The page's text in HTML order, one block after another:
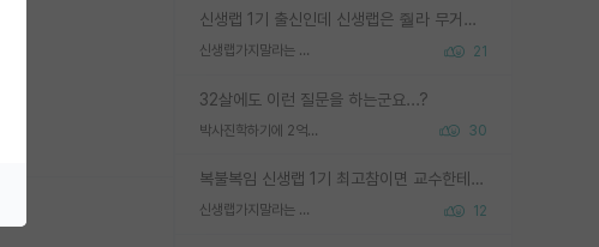
신생랩 1기 출신인데 신생랩은 줠라 무거운 바벨 같은거임. 들면 대박인데 못들면 깔려 죽음. 아무도 알려주지 않는 환경에서 자생해야하지만, 일단 살아남았다면 그 어떤 사람보다 악착같고 생존력 높은 사람으로 거듭날 수 있음
신생랩가지말라는 이유가 있었구나 21
32살에도 이런 질문을 하는군요...?
박사진학하기에 2억은 괜찮은 (?) 정도의 경제력인가요 30
복불복임 신생랩 1기 최고참이면 교수한테 직접 지도받는 시간이 매우 많음 제대로 된 교수라면 말이지 그게 아니라면 그냥 넌 해방 불가능한 노예 1호에 감점쓰레기통이 되는거고
신생랩가지말라는 이유가 있었구나 12